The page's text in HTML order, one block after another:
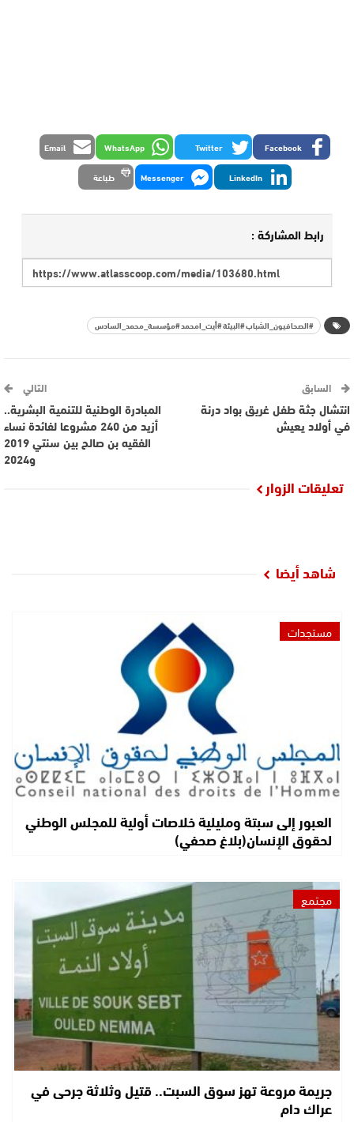
Facebook
Twitter
WhatsApp
Email
LinkedIn
Messenger طباعة
رابط المشاركة :
#الصحافيون_الشباب #البيئة #أيت_امحمد #مؤسسة_محمد_السادس
السابق
انتشال جثة طفل غريق بواد درنة
في أولاد يعيش
التالي
المبادرة الوطنية للتنمية البشرية..
أزيد من 240 مشروعا لفائدة نساء
الفقيه بن صالح بين سنتي 2019
و2024
تعليقات الزوار
شاهد أيضا
مستجدات
العبور إلى سبتة ومليلية خلاصات أولية للمجلس الوطني
لحقوق الإنسان(بلاغ صحفي)
مجتمع
جريمة مروعة تهز سوق السبت.. قتيل وثلاثة جرحى في
عراك دام